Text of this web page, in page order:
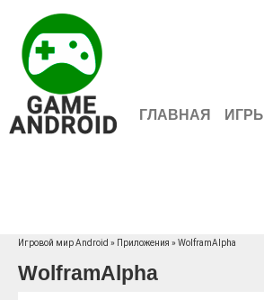
ГЛАВНАЯ ИГРЫ
Игровой мир Android » Приложения » WolframAlpha
WolframAlpha